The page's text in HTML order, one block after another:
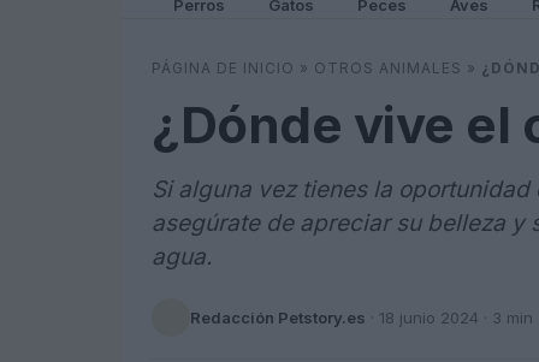
Perros Gatos Peces Aves
PÁGINA DE INICIO » OTROS ANIMALES »
¿Dónde vive el
Si alguna vez tienes la
asegúrate de apreciar su belleza
agua.
Redacción Petstory.es · 18 junio 2024 · 3 min